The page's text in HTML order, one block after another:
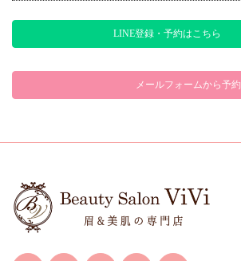
LINE登録・予約はこちら
メールフォームから予約